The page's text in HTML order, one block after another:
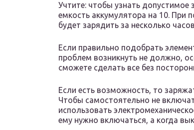
Учтите: чтобы узнать допустимое
емкость аккумулятора на 10. При
будет зарядить за несколько
Если правильно подобрать
проблем возникнуть не должно,
сможете сделать все без
Если есть возможность, то
Чтобы самостоятельно не
использовать
ему нужно включаться, а когда